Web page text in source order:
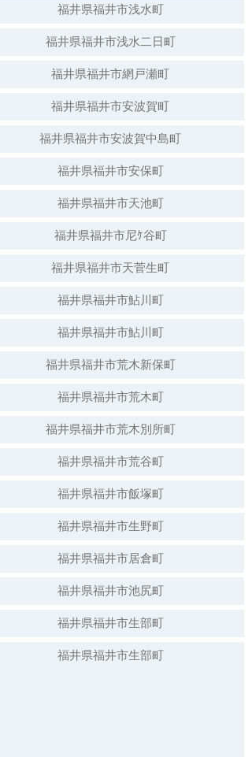
福井県福井市浅水町
福井県福井市浅水二日町
福井県福井市網戸瀬町
福井県福井市安波賀町
福井県福井市安波賀中島町
福井県福井市安保町
福井県福井市天池町
福井県福井市尼ｹ谷町
福井県福井市天菅生町
福井県福井市鮎川町
福井県福井市鮎川町
福井県福井市荒木新保町
福井県福井市荒木町
福井県福井市荒木別所町
福井県福井市荒谷町
福井県福井市飯塚町
福井県福井市生野町
福井県福井市居倉町
福井県福井市池尻町
福井県福井市生部町
福井県福井市生部町